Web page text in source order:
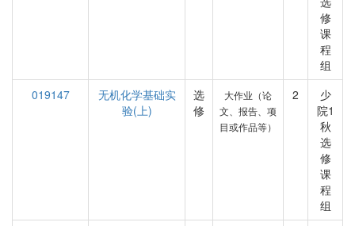
修
课
程
组
019147
无机化学基础实
验(上)
选
修
大作业（论
文、报告、项
目或作品等）
2
少
院1
秋
选
修
课
程
组